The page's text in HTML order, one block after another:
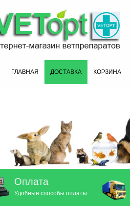
ГЛАВНАЯ ДОСТАВКА КОРЗИНА
Оплата
Удобные способы оплаты